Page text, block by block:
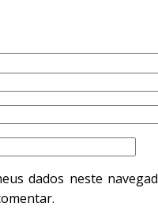
dados neste